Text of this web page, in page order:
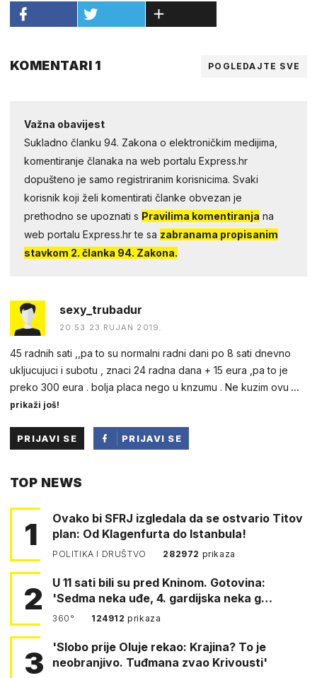
KOMENTARI 1 POGLEDAJTE SVE
Važna obavijest
Sukladno članku 94. Zakona o elektroničkim medijima,
komentiranje članaka na web portalu Express.hr
dopušteno je samo registriranim korisnicima. Svaki
korisnik koji želi komentirati članke obvezan je
prethodno se upoznati s Pravilima komentiranja na
web portalu Express.hr te sa zabranama propisanim
stavkom 2. članka 94. Zakona.
sexy_trubadur
20:53 23.RUJAN 2019.
45 radnih sati ,,pa to su normalni radni dani po 8 sati dnevno
ukljucujuci i subotu , znaci 24 radna dana + 15 eura ,pa to je
preko 300 eura . bolja placa nego u knzumu . Ne kuzim ovu ...
prikaži još!
PRIJAVI SE
PRIJAVI SE
TOP NEWS
1
Ovako bi SFRJ izgledala da se ostvario Titov
plan: Od Klagenfurta do Istanbula!
POLITIKA I DRUŠTVO 282972 prikaza
2
U 11 sati bili su pred Kninom. Gotovina:
'Sedma neka uđe, 4. gardijska neka g…
360° 124912prikaza
3
'Slobo prije Oluje rekao: Krajina? To je
neobranjivo. Tuđmana zvao Krivousti'